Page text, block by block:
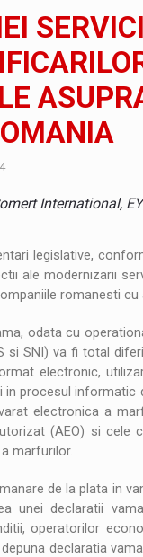
– noua solutie de
nu intr-o cultura
International,
legislative,
ale modernizarii
romanesti
odata cu
si SNI) va fi total
electronic,
procesul
electronica a
(AEO) si cele
marfurilor.
de la plata in
unei declaratii
operatorilor
declaratia